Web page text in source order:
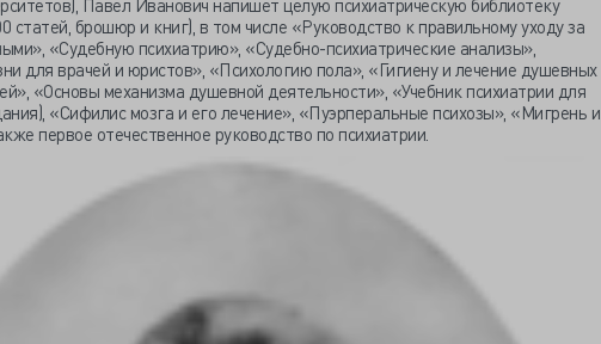
Павел Иванович напишет целую психиатрическую библиотеку
статей, брошюр и книг), в том числе «Руководство к правильному уходу за
«Судебную психиатрию», «Судебно-психиатрические анализы»,
для врачей и юристов», «Психологию пола», «Гигиену и лечение душевных
«Основы механизма душевной деятельности», «Учебник психиатрии для
«Сифилис мозга и его лечение», «Пуэрперальные психозы», «Мигрень и
первое отечественное руководство по психиатрии.